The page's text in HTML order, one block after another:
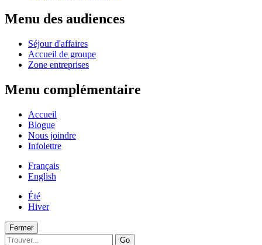
Menu des audiences
Séjour d'affaires
Accueil de groupe
Zone entreprises
Menu complémentaire
Accueil
Blogue
Nous joindre
Infolettre
Français
English
Été
Hiver
Fermer
Go